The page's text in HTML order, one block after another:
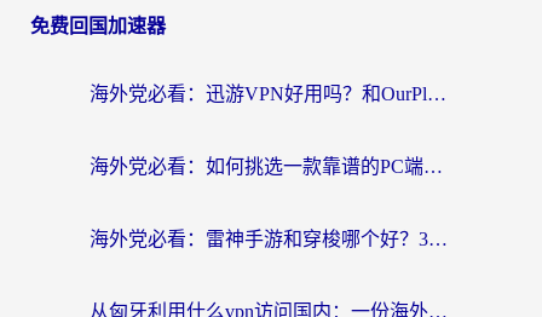
免费回国加速器
海外党必看：迅游VPN好用吗？和OurPlay VPN对比哪个回国效果更好？附真实体验测评
海外党必看：如何挑选一款靠谱的PC端VPN，让回国冲浪不再卡顿
海外党必看：雷神手游和穿梭哪个好？3步教你选对回国加速器（附实测对比）
从匈牙利用什么vpn访问国内：一份海外游子的网络归乡指南